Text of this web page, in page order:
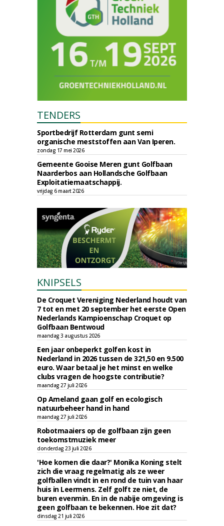
TENDERS
Sportbedrijf Rotterdam gunt semi
organische meststoffen aan Van Iperen.
zondag 17 mei 2026
Gemeente Gooise Meren gunt Golfbaan
Naarderbos aan Hollandsche Golfbaan
Exploitatiemaatschappij.
vrijdag 6 maart 2026
KNIPSELS
De Croquet Vereniging Nederland houdt van
7 tot en met 20 september het eerste Open
Nederlands Kampioenschap Croquet op
Golfbaan Bentwoud
maandag 3 augustus 2026
Een jaar onbeperkt golfen kost in
Nederland in 2026 tussen de 321,50 en 9.500
euro. Waar betaal je het minst en welke
clubs vragen de hoogste contributie?
maandag 27 juli 2026
Op Ameland gaan golf en ecologisch
natuurbeheer hand in hand
maandag 27 juli 2026
Robotmaaiers op de golfbaan zijn geen
toekomstmuziek meer
donderdag 23 juli 2026
'Hoe komen die daar?' Monika Koning stelt
zich die vraag regelmatig als ze weer
golfballen vindt in en rond de tuin van haar
huis in Leermens. Zelf golft ze niet, de
buren evenmin. En in de nabije omgeving is
geen golfbaan te bekennen. Hoe zit dat?
dinsdag 21 juli 2026